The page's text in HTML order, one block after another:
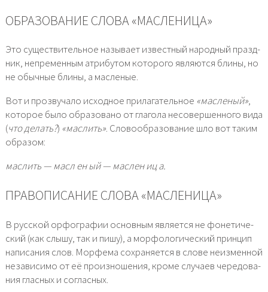
ОБРАЗОВАНИЕ СЛОВА «МАСЛЕНИЦА»
Это суще­стви­тель­ное назы­ва­ет извест­ный народ­ный празд­
ник, непре­мен­ным атри­бу­том кото­ро­го явля­ют­ся бли­ны, но
не обыч­ные бли­ны, а мас­ле­ные.
Вот и про­зву­ча­ло исход­ное при­ла­га­тель­ное «мас­ле­ный»,
кото­рое было обра­зо­ва­но от гла­го­ла несо­вер­шен­но­го вида
(что делать?) «мас­лить». Словообразование шло вот таким
обра­зом:
мас­лить — масл ен ый — мас­лен иц а.
ПРАВОПИСАНИЕ СЛОВА «МАСЛЕНИЦА»
В рус­ской орфо­гра­фии основ­ным явля­ет­ся не фоне­ти­че­
ский (как слы­шу, так и пишу), а мор­фо­ло­ги­че­ский прин­цип
напи­са­ния слов. Морфема сохра­ня­ет­ся в сло­ве неиз­мен­ной
неза­ви­си­мо от её про­из­но­ше­ния, кро­ме слу­ча­ев чере­до­ва­
ния глас­ных и соглас­ных.